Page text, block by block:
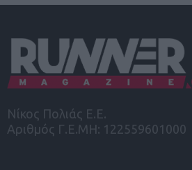
Νίκος Πολιάς Ε.Ε.
Αριθμός Γ.Ε.ΜΗ: 122559601000